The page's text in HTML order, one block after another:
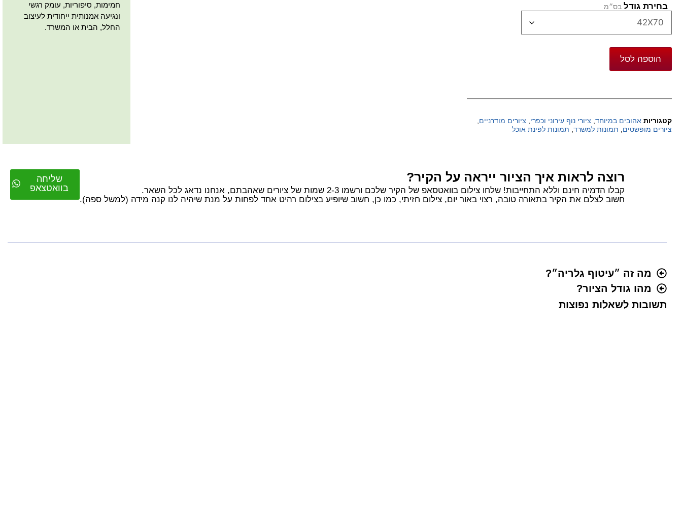
בחירת גודל
הוספה לסל
קטגוריות אהובים במיוחד, ציורי נוף עירוני וכפרי, ציורים מודרניים,
ציורים מופשטים, תמונות למשרד, תמונות לפינת אוכל
חמימות, סיפוריות, עומק רגשי
ונגיעה אמנותית ייחודית לעיצוב
החלל, הבית או המשרד.
שליחה
בוואטצאפ
רוצה לראות איך הציור ייראה על הקיר?
קבלו הדמיה חינם וללא התחייבות! שלחו צילום בוואטסאפ של הקיר שלכם ורשמו 2-3 שמות של ציורים שאהבתם, אנחנו נדאג לכל השאר.
חשוב לצלם את הקיר בתאורה טובה, רצוי באור יום, צילום חזיתי, כמו כן, חשוב שיופיע בצילום רהיט אחד לפחות על מנת שיהיה לנו קנה מידה (למשל ספה).
מה זה ״עיטוף גלריה״?
מהו גודל הציור?
תשובות לשאלות נפוצות